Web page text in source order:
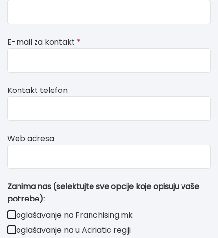
E-mail za kontakt *
Kontakt telefon
Web adresa
Zanima nas (selektujte sve opcije koje opisuju vaše
potrebe):
oglašavanje na Franchising.mk
oglašavanje na u Adriatic regiji
blank